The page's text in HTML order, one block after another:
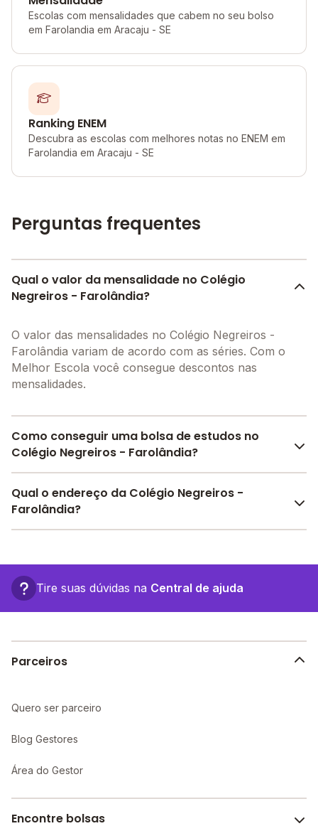
Escolas com mensalidades que cabem no seu bolso
em Farolandia em Aracaju - SE
Ranking ENEM
Descubra as escolas com melhores notas no ENEM em
Farolandia em Aracaju - SE
Perguntas frequentes
Qual o valor da mensalidade no Colégio
Negreiros - Farolândia?
O valor das mensalidades no Colégio Negreiros -
Farolândia variam de acordo com as séries. Com o
Melhor Escola você consegue descontos nas
mensalidades.
Como conseguir uma bolsa de estudos no
Colégio Negreiros - Farolândia?
Pesquise bolsas disponíveis no Melhor Escola e
encontre o melhor desconto para você.
Qual o endereço da Colégio Negreiros -
Farolândia?
José Thomas D Nabuco, n° 406 - Farolândia, Aracaju
- SE,, 406 - Aracaju - SE.
Tire suas dúvidas na Central de ajuda
Parceiros
Quero ser parceiro
Blog Gestores
Área do Gestor
Encontre bolsas